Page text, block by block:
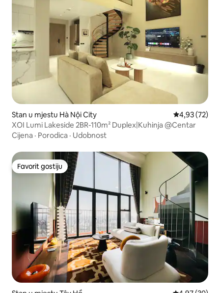
Stan u mjestu Hà Nội City prosječna
4,93 (72)
XOI Lumi Lakeside 2BR-110m² Duplex|Kuhinja @Centar
Cijena · Porodica · Udobnost
Favorit gostiju
Favorit gostiju